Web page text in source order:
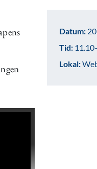
Datum:
Tid:
Lokal: